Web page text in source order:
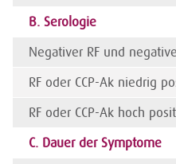
B. Serologie
Negativer RF und
RF oder CCP-Ak niedrig
RF oder CCP-Ak hoch
C. Dauer der Symptome